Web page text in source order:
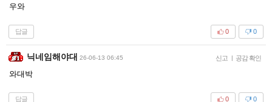
우와
답글 0
0
닉네임해야대 26-06-13 06:45 신고 | 공감 확인
와대박
답글 0
0